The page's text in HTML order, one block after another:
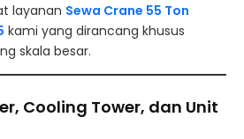
layanan Sewa Crane 55 Ton
kami yang dirancang khusus
skala besar.
Cooling Tower, dan Unit